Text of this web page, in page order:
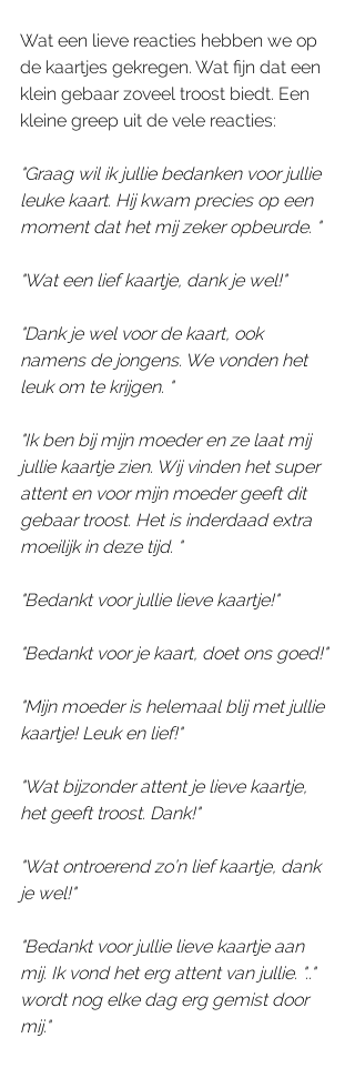
Wat een lieve reacties hebben we op
de kaartjes gekregen. Wat fijn dat een
klein gebaar zoveel troost biedt. Een
kleine greep uit de vele reacties:
"Graag wil ik jullie bedanken voor jullie
leuke kaart. Hij kwam precies op een
moment dat het mij zeker opbeurde. "
"Wat een lief kaartje, dank je wel!"
"Dank je wel voor de kaart, ook
namens de jongens. We vonden het
leuk om te krijgen. "
"Ik ben bij mijn moeder en ze laat mij
jullie kaartje zien. Wij vinden het super
attent en voor mijn moeder geeft dit
gebaar troost. Het is inderdaad extra
moeilijk in deze tijd. "
"Bedankt voor jullie lieve kaartje!"
"Bedankt voor je kaart, doet ons goed!"
"Mijn moeder is helemaal blij met jullie
kaartje! Leuk en lief!"
"Wat bijzonder attent je lieve kaartje,
het geeft troost. Dank!"
"Wat ontroerend zo’n lief kaartje, dank
je wel!"
"Bedankt voor jullie lieve kaartje aan
mij. Ik vond het erg attent van jullie. ".."
wordt nog elke dag erg gemist door
mij."